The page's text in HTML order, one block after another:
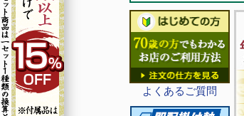
よくあるご質問